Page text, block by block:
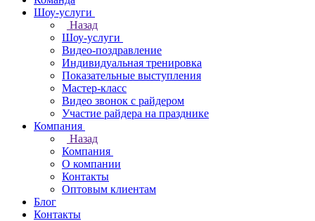
Шоу-услуги
Назад
Шоу-услуги
Видео-поздравление
Индивидуальная тренировка
Показательные выступления
Мастер-класс
Видео звонок с райдером
Участие райдера на празднике
Компания
Назад
Компания
О компании
Контакты
Оптовым клиентам
Блог
Контакты